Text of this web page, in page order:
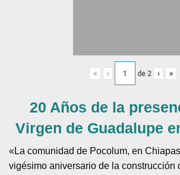
« ‹ de 2 › »
20 Años de la
Virgen de Guadalupe
«La comunidad de Pocolum, en
vigésimo aniversario de la construcción